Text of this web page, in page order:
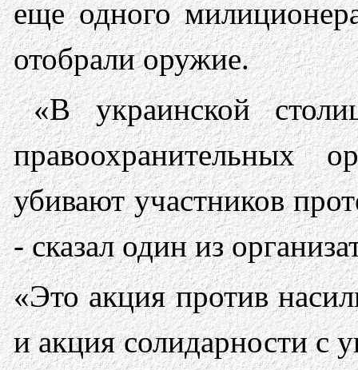
еще одного
отобрали оружие.
«В украинской
правоохранительных
убивают участников
- сказал один из
«Это акция против
и акция солидарности с